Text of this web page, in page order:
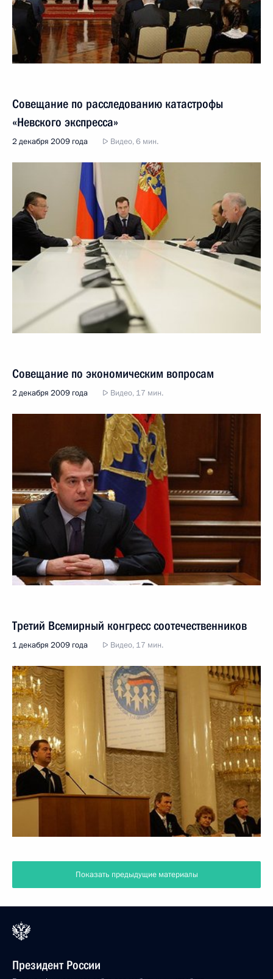
Совещание по расследованию катастрофы
«Невского экспресса»
2 декабря 2009 года Видео, 6 мин.
Совещание по экономическим вопросам
2 декабря 2009 года Видео, 17 мин.
Третий Всемирный конгресс соотечественников
1 декабря 2009 года Видео, 17 мин.
Показать предыдущие материалы
Президент России